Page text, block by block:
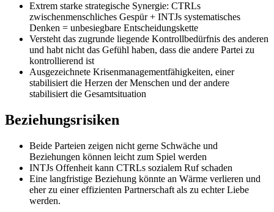
Extrem starke strategische Synergie: CTRLs
zwischenmenschliches Gespür + INTJs systematisches
Denken = unbesiegbare Entscheidungskette
Versteht das zugrunde liegende Kontrollbedürfnis des anderen
und habt nicht das Gefühl haben, dass die andere Partei zu
kontrollierend ist
Ausgezeichnete Krisenmanagementfähigkeiten, einer
stabilisiert die Herzen der Menschen und der andere
stabilisiert die Gesamtsituation
Beziehungsrisiken
Beide Parteien zeigen nicht gerne Schwäche und
Beziehungen können leicht zum Spiel werden
INTJs Offenheit kann CTRLs sozialem Ruf schaden
Eine langfristige Beziehung könnte an Wärme verlieren und
eher zu einer effizienten Partnerschaft als zu echter Liebe
werden.